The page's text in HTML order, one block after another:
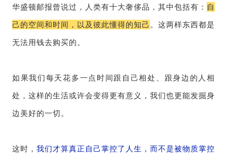
华盛顿邮报曾说过，人类有十大奢侈品，其中包括有： 自
己的空间和时间，以及彼此懂得的知己 。这两样东西都是
无法用钱去购买的。
如果我们每天花多一点时间跟自己相处、跟身边的人相
处，这样的生活或许会变得更有意义，我们也更能发掘身
边美好的一切。
这时， 我们才算真正自己掌控了人生，而不是被物质掌控